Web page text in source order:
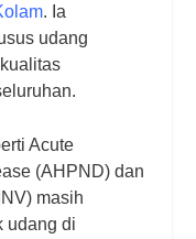
. Ia
udang
Acute
(AHPND) dan
masih
udang di